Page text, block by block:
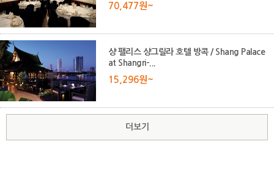
70,477원~
샹 팰리스 샹그릴라 호텔 방콕 / Shang Palace
at Shangri-...
15,296원~
더보기